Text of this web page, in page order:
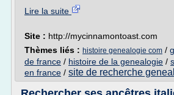
Lire la suite
Site : http://mycinnamontoast.com
Thèmes liés : histoire genealogie com /
de france / histoire de la genealogie /
en france / site de recherche